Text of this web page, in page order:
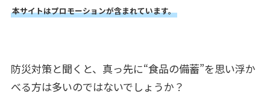
本サイトはプロモーションが含まれています。
防災対策と聞くと、真っ先に“食品の備蓄”を思い浮か
べる方は多いのではないでしょうか？